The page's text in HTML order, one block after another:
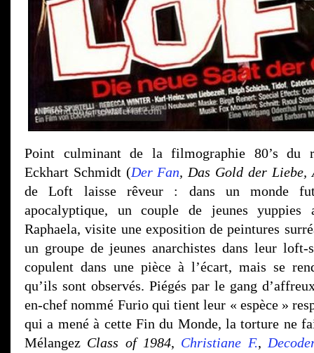
Point culminant de la filmographie 80’s du
Eckhart Schmidt (Der Fan, Das Gold der Liebe,
de Loft laisse rêveur : dans un monde
apocalyptique, un couple de jeunes yuppies
Raphaela, visite une exposition de peintures
un groupe de jeunes anarchistes dans leur loft-
copulent dans une pièce à l’écart, mais se
qu’ils sont observés. Piégés par le gang
en-chef nommé Furio qui tient leur « espèce »
qui a mené à cette Fin du Monde, la torture ne
Mélangez Class of 1984, Christiane F.,